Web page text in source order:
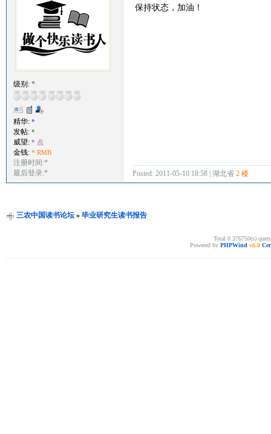
级别: *
精华: *
发帖: *
威望: * 点
金钱: * RMB
注册时间:*
最后登录:*
保持状态，加油！
Posted: 2011-05-10 18:58 | 湖北省 2 楼
三农中国读书论坛» 毕业研究生读书报告
Total 0.376750(s)
Powered by PHPWind v6.0